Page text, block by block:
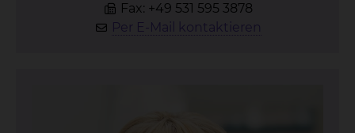
Fax: +49 531 595 3878
Per E-Mail kontaktieren